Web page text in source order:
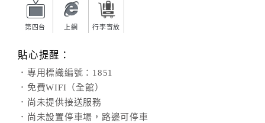
第四台 上網 行李寄放
貼心提醒：
．專用標識編號：1851
．免費WIFI（全館）
．尚未提供接送服務
．尚未設置停車場，路邊可停車